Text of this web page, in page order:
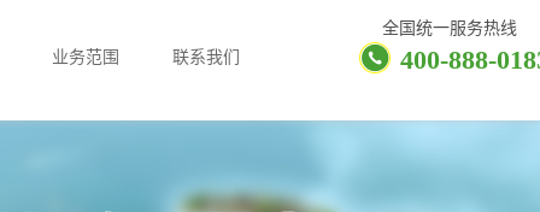
全国统一服务热线
400-888-
业务范围 联系我们